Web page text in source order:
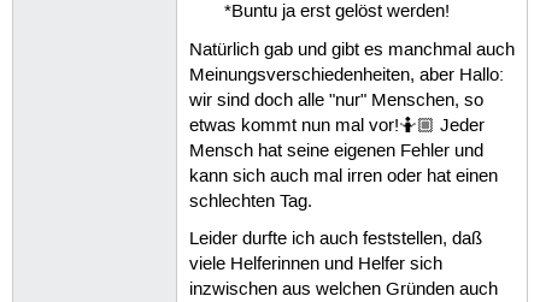
*Buntu ja erst gelöst werden!
Natürlich gab und gibt es manchmal auch
Meinungsverschiedenheiten, aber Hallo:
wir sind doch alle "nur" Menschen, so
etwas kommt nun mal vor!🤷🏼 Jeder
Mensch hat seine eigenen Fehler und
kann sich auch mal irren oder hat einen
schlechten Tag.
Leider durfte ich auch feststellen, daß
viele Helferinnen und Helfer sich
inzwischen aus welchen Gründen auch